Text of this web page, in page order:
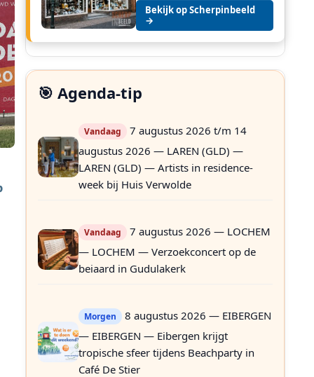
Bekijk op Scherpinbeeld
→
🎯 Agenda-tip
Vandaag
7 augustus 2026 t/m 14
augustus 2026 — LAREN (GLD) —
LAREN (GLD) — Artists in residence-
week bij Huis Verwolde
Vandaag
7 augustus 2026 — LOCHEM
— LOCHEM — Verzoekconcert op de
beiaard in Gudulakerk
Morgen
8 augustus 2026 — EIBERGEN
— EIBERGEN — Eibergen krijgt
tropische sfeer tijdens Beachparty in
Café De Stier